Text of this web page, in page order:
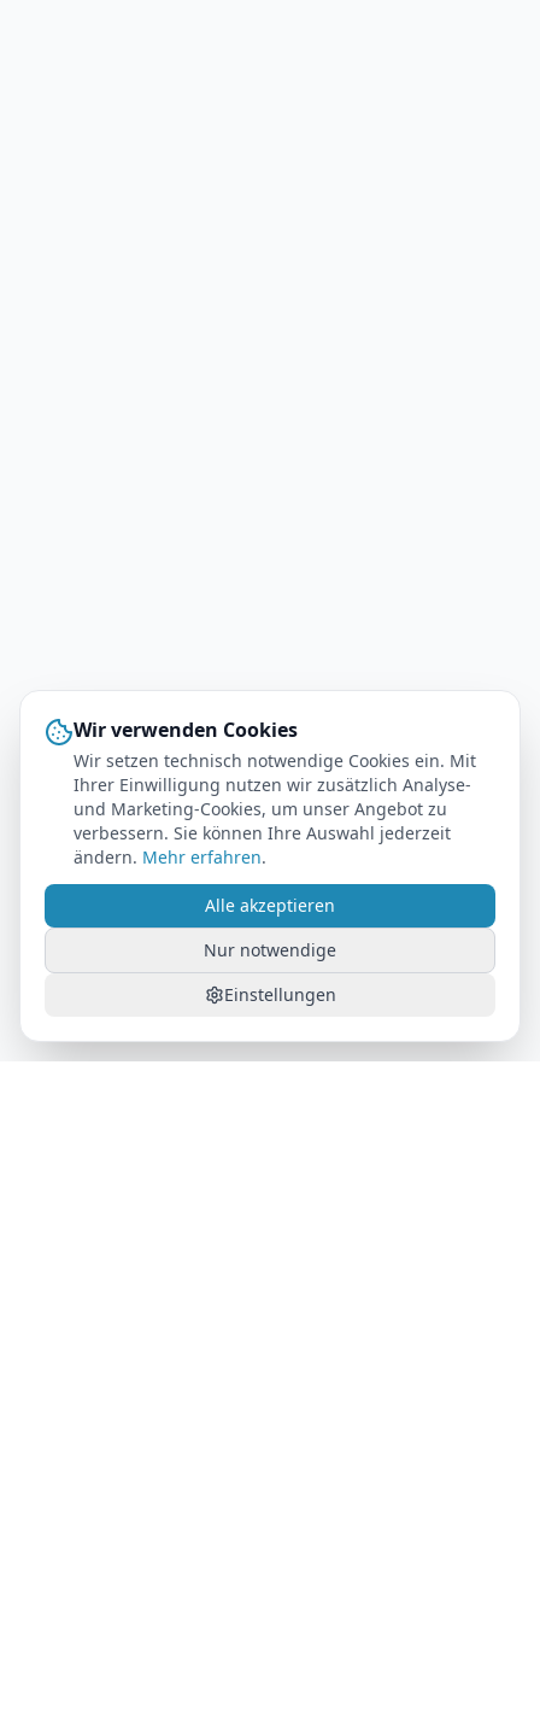
Wir verwenden Cookies
Wir setzen technisch notwendige Cookies ein. Mit
Ihrer Einwilligung nutzen wir zusätzlich Analyse-
und Marketing-Cookies, um unser Angebot zu
verbessern. Sie können Ihre Auswahl jederzeit
ändern. Mehr erfahren.
Einstellungen
Nur notwendige
Alle akzeptieren